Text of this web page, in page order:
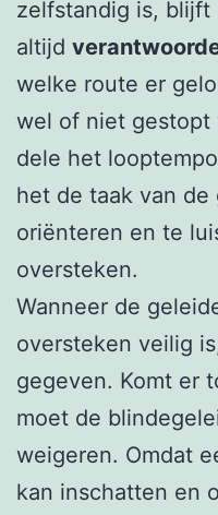
zelfstandig is, blijft
altijd
welke route er
wel of niet gestopt
dele het
het de taak van
oriënteren en te
oversteken.
Wanneer de
oversteken veilig
gegeven. Komt er
moet de
weigeren. Omdat
kan inschatten en